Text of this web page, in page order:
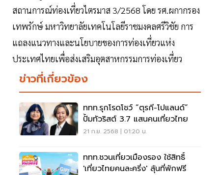
สถานการณ์ท่องเที่ยวไตรมาส 3/2568 โดย รศ.ผกากรอง
เทพรักษ์ มหาวิทยาลัยเทคโนโลยีราชมงคลศรีวิชัย การ
แถลงแนวทางและนโยบายของการท่องเที่ยวแห่ง
ประเทศไทยเพื่อส่งเสริมอุตสาหกรรมการท่องเที่ยว
ข่าวที่เกี่ยวข้อง
ททท.รุกโรดโชว์ “ตุรกี-โปแลนด์”
ปั้มทัวริสต์ 3.7 แสนคนเที่ยวไทย
21 ก.ย. 2568 | 01:20 น.
ททท.ชวนเที่ยวเมืองรอง ใช้สิทธิ์
'เที่ยวไทยคนละครี่ง' ลุ้นที่พักฟรี